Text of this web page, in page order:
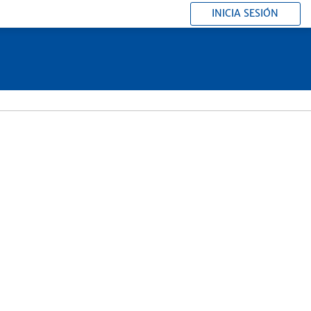
INICIA SESIÓN